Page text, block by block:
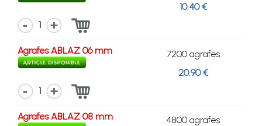
10.40 €
1
Agrafes ABLAZ 06 mm
7200 agrafes
20.90 €
1
Agrafes ABLAZ 08 mm
4800 agrafes